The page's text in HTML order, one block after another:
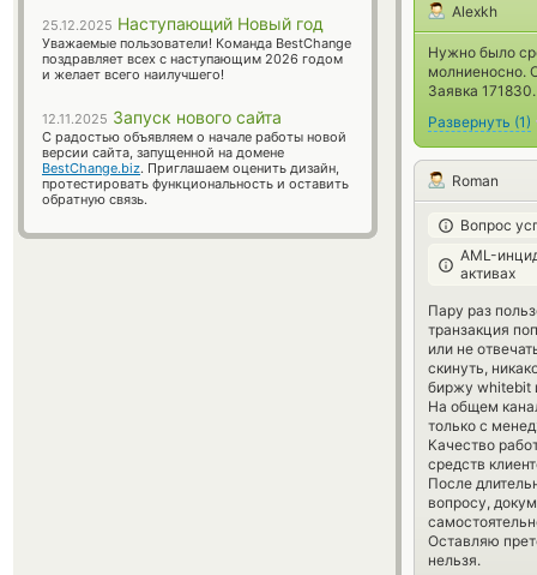
Alexkh
Нужно было
молниеносно.
Заявка 171830.
Развернуть (1)
Roman
Вопрос
AML-
активах
Пару раз
транзакция
или не
скинуть,
биржу whitebit
На общем
только с
Качество
средств
После
вопросу,
Оставляю
нельзя.
25.12.2025 Наступающий Новый год
Уважаемые пользователи! Команда BestChange
поздравляет всех с наступающим 2026 годом
и желает всего наилучшего!
12.11.2025 Запуск нового сайта
С радостью объявляем о начале работы новой
версии сайта, запущенной на домене
BestChange.biz. Приглашаем оценить дизайн,
протестировать функциональность и оставить
обратную связь.